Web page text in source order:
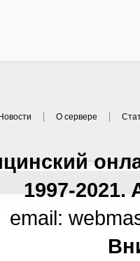
Новости О сервере
1997-2021.
email: